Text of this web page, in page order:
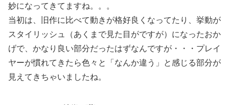
妙になってきてますね。。。
当初は、旧作に比べて動きが格好良くなってたり、挙動が
スタイリッシュ（あくまで見た目がですが）になったおか
げで、かなり良い部分だったはずなんですが・・・プレイ
ヤーが慣れてきたら色々と「なんか違う」と感じる部分が
見えてきちゃいましたね。